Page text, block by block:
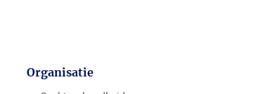
Organisatie